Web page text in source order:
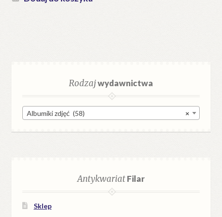
Rodzajwydawnictwa
×
Albumiki zdjęć (58)
AntykwariatFilar
Sklep